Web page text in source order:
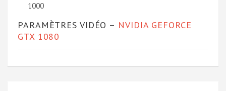
1000
PARAMÈTRES VIDÉO – NVIDIA GEFORCE
GTX 1080